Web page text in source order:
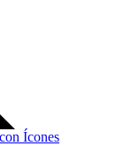
Ícones